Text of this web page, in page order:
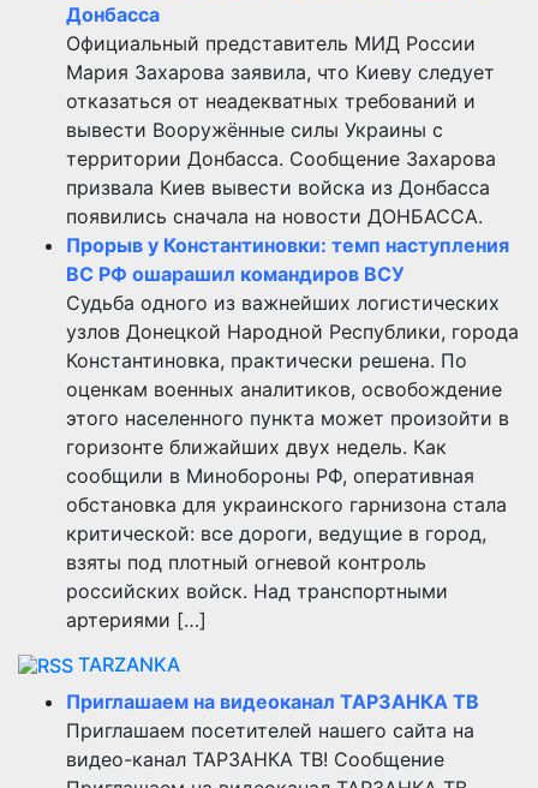
Донбасса
Официальный представитель МИД России
Мария Захарова заявила, что Киеву следует
отказаться от неадекватных требований и
вывести Вооружённые силы Украины с
территории Донбасса. Сообщение Захарова
призвала Киев вывести войска из Донбасса
появились сначала на новости ДОНБАССА.
Прорыв у Константиновки: темп наступления
ВС РФ ошарашил командиров ВСУ
Судьба одного из важнейших логистических
узлов Донецкой Народной Республики, города
Константиновка, практически решена. По
оценкам военных аналитиков, освобождение
этого населенного пункта может произойти в
горизонте ближайших двух недель. Как
сообщили в Минобороны РФ, оперативная
обстановка для украинского гарнизона стала
критической: все дороги, ведущие в город,
взяты под плотный огневой контроль
российских войск. Над транспортными
артериями […]
TARZANKA
Приглашаем на видеоканал ТАРЗАНКА ТВ
Приглашаем посетителей нашего сайта на
видео-канал ТАРЗАНКА ТВ! Сообщение